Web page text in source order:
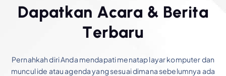
Dapatkan Acara & Berita
Terbaru
Pernahkah diri Anda mendapati menatap layar komputer dan
muncul ide atau agenda yang sesuai dimana sebelumnya ada